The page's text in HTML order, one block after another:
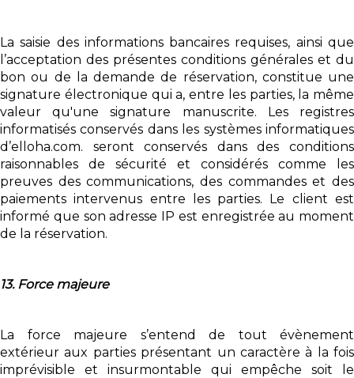
La saisie des informations bancaires requises, ainsi que
l’acceptation des présentes conditions générales et du
bon ou de la demande de réservation, constitue une
signature électronique qui a, entre les parties, la même
valeur qu'une signature manuscrite. Les registres
informatisés conservés dans les systèmes informatiques
d’elloha.com. seront conservés dans des conditions
raisonnables de sécurité et considérés comme les
preuves des communications, des commandes et des
paiements intervenus entre les parties. Le client est
informé que son adresse IP est enregistrée au moment
de la réservation.
13. Force majeure
La force majeure s’entend de tout évènement
extérieur aux parties présentant un caractère à la fois
imprévisible et insurmontable qui empêche soit le